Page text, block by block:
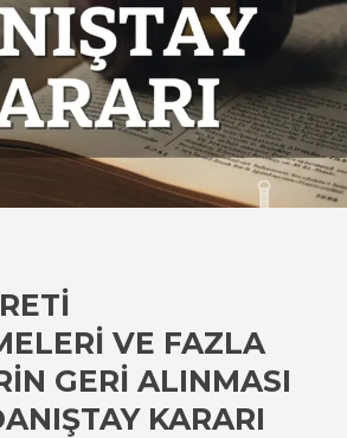
VE FAZLA
GERI ALINMASI
KARARI